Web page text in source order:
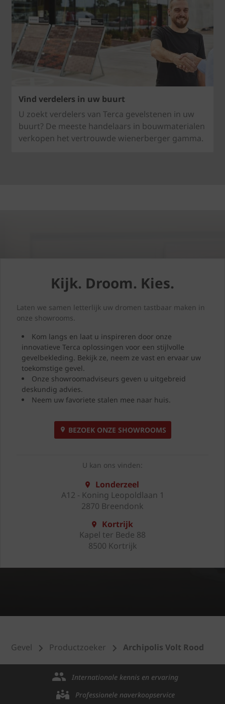
Vind verdelers in uw buurt
U zoekt verdelers van Terca gevelstenen in uw
buurt? De meeste handelaars in bouwmaterialen
verkopen het vertrouwde wienerberger gamma.
Kijk. Droom. Kies.
Laten we samen letterlijk uw dromen tastbaar maken in
onze showrooms.
Kom langs en laat u inspireren door onze
innovatieve Terca oplossingen voor een stijlvolle
gevelbekleding. Bekijk ze, neem ze vast en ervaar uw
toekomstige gevel.
Onze showroomadviseurs geven u uitgebreid
deskundig advies.
Neem uw favoriete stalen mee naar huis.
BEZOEK ONZE SHOWROOMS
U kan ons vinden:
Londerzeel
A12 - Koning Leopoldlaan 1
2870 Breendonk
Kortrijk
Kapel ter Bede 88
8500 Kortrijk
Gevel Productzoeker Archipolis Volt Rood
Internationale kennis en ervaring
Professionele naverkoopservice